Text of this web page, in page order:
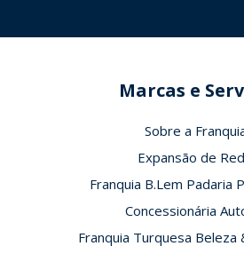
Marcas e
Sobre a
Expansão de
Franquia B.Lem Padaria
Concessionária
Franquia Turquesa